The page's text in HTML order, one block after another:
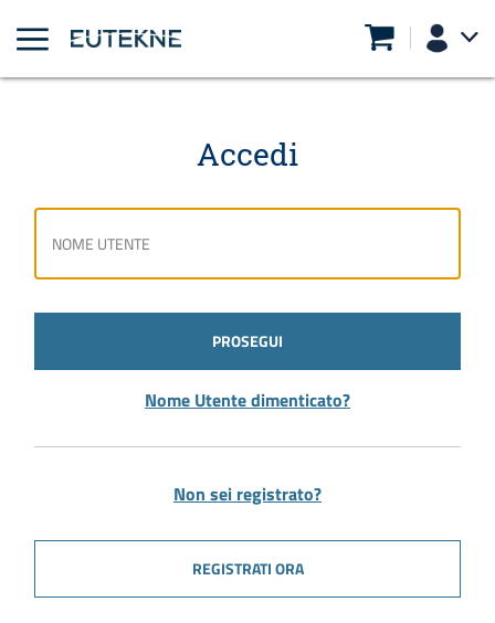
Accedi
PROSEGUI
Nome Utente dimenticato?
Non sei registrato?
REGISTRATI ORA